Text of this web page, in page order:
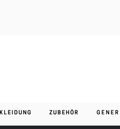
KLEIDUNG ZUBEHÖR